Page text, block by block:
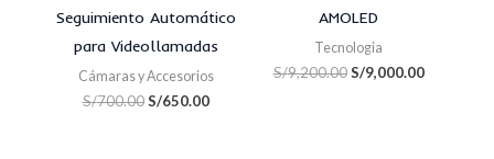
Seguimiento Automático
para Videollamadas
Cámaras y Accesorios
S/700.00 S/650.00
AMOLED
Tecnologia
S/9,200.00 S/9,000.00